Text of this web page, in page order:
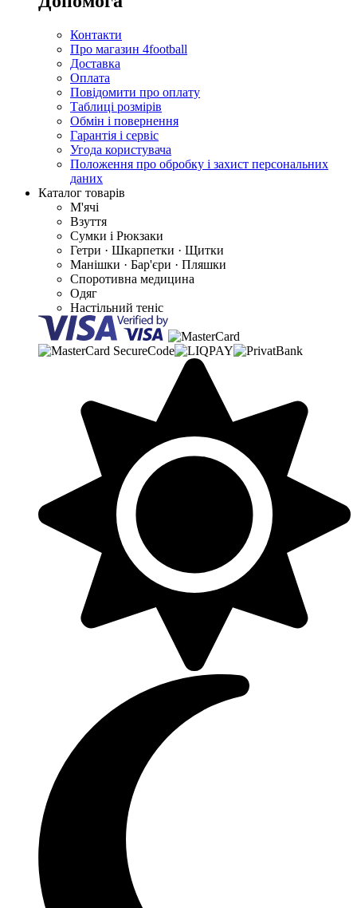
Контакти
Про магазин 4football
Доставка
Оплата
Повідомити про оплату
Таблиці розмірів
Обмін і повернення
Гарантія і сервіс
Угода користувача
Положення про обробку і захист персональних
даних
Каталог товарів
М'ячі
Взуття
Сумки і Рюкзаки
Гетри · Шкарпетки · Щитки
Манішки · Бар'єри · Пляшки
Споротивна медицина
Одяг
Настільний теніс